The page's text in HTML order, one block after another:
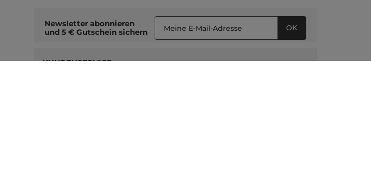
Newsletter abonnieren
und 5 € Gutschein sichern OK
KUNDENSERVICE